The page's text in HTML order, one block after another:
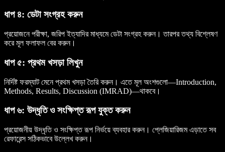
ধাপ ৪: ডেটা সংগ্রহ করুন
প্রয়োজনে পরীক্ষা, জরিপ ইত্যাদির মাধ্যমে ডেটা সংগ্রহ করুন। তারপর তথ্য বিশ্লেষণ
করে মূল ফলাফল বের করুন।
ধাপ ৫: প্রথম খসড়া লিখুন
নির্দিষ্ট ফরম্যাট মেনে প্রথম খসড়া তৈরি করুন। এতে মূল অংশগুলো—Introduction,
Methods, Results, Discussion (IMRAD)—থাকবে।
ধাপ ৬: উদ্ধৃতি ও সংক্ষিপ্ত রূপ যুক্ত করুন
প্রয়োজনীয় উদ্ধৃতি ও সংক্ষিপ্ত রূপ নির্ভয়ে ব্যবহার করুন। প্লেজিয়ারিজম এড়াতে সব
রেফারেন্স সঠিকভাবে উল্লেখ করুন।